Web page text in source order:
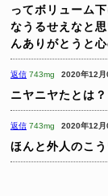
ってボリューム
なうるせえなと
んありがとうと
返信 743mg 2020年12
ニヤニヤたとは？
返信 743mg 2020年12
ほんと外人のこ